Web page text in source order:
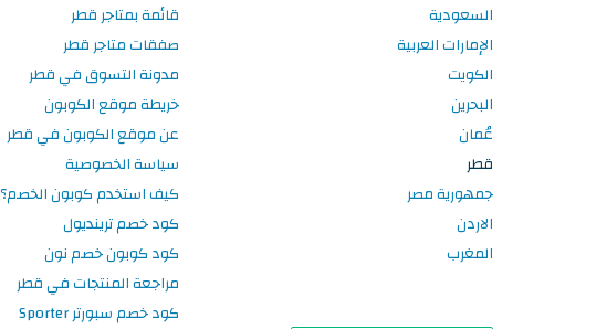
السعودية
الإمارات العربية
الكويت
البحرين
عُمان
قطر
جمهورية مصر
الاردن
المغرب
قائمة بمتاجر قطر
صفقات متاجر قطر
مدونة التسوق في قطر
خريطة موقع الكوبون
عن موقع الكوبون في قطر
سياسة الخصوصية
كيف استخدم كوبون الخصم؟
كود خصم ترينديول
كود كوبون خصم نون
مراجعة المنتجات في قطر
كود خصم سبورتر Sporter